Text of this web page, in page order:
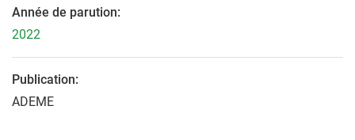
Année de parution:
2022
Publication:
ADEME